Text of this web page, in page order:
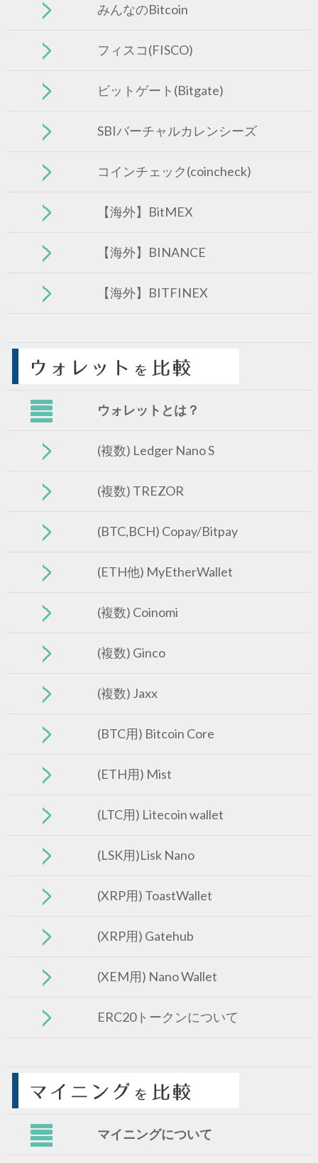
みんなのBitcoin
フィスコ(FISCO)
ビットゲート(Bitgate)
SBIバーチャルカレンシーズ
コインチェック(coincheck)
【海外】BitMEX
【海外】BINANCE
【海外】BITFINEX
ウォレットとは？
(複数) Ledger Nano S
(複数) TREZOR
(BTC,BCH) Copay/Bitpay
(ETH他) MyEtherWallet
(複数) Coinomi
(複数) Ginco
(複数) Jaxx
(BTC用) Bitcoin Core
(ETH用) Mist
(LTC用) Litecoin wallet
(LSK用)Lisk Nano
(XRP用) ToastWallet
(XRP用) Gatehub
(XEM用) Nano Wallet
ERC20トークンについて
マイニングについて